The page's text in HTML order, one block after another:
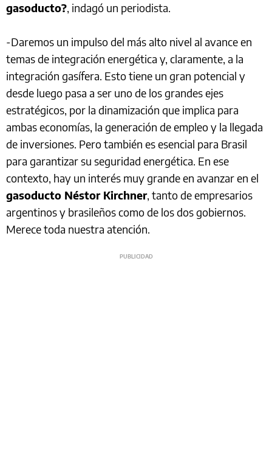
gasoducto?, indagó un periodista.
-Daremos un impulso del más alto nivel al avance en
temas de integración energética y, claramente, a la
integración gasífera. Esto tiene un gran potencial y
desde luego pasa a ser uno de los grandes ejes
estratégicos, por la dinamización que implica para
ambas economías, la generación de empleo y la llegada
de inversiones. Pero también es esencial para Brasil
para garantizar su seguridad energética. En ese
contexto, hay un interés muy grande en avanzar en el
gasoducto Néstor Kirchner, tanto de empresarios
argentinos y brasileños como de los dos gobiernos.
Merece toda nuestra atención.